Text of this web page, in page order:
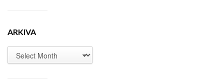
ARKIVA